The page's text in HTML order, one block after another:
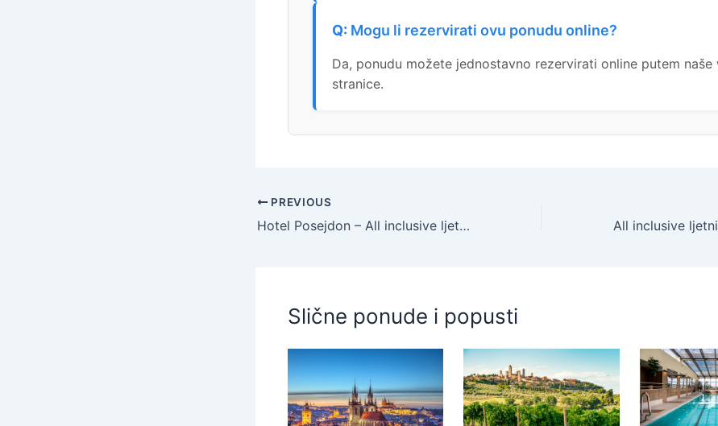
Mogu li rezervirati ovu ponudu online?
Da, ponudu možete jednostavno rezervirati online putem naše
stranice.
PREVIOUS
Hotel Posejdon – All inclusive ljeto na Korčuli , Vela Luka, Korčula, Dalmacija, Hrvatska – 1.425 EUR – 7x noćenje u dvokrevetnoj Standard sobi (pogled park) s balkonom za 2 osobe, All inclusive – Akcija
Slične ponude i popusti